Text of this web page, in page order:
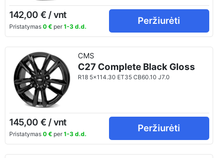
142,00 € / vnt
Pristatymas 0 €per 1-3 d.d.
Peržiurėti
CMS
C27 Complete Black Gloss
R18 5x114.30 ET35 CB60.10 J7.0
145,00 € / vnt
Pristatymas 0 €per 1-3 d.d.
Peržiurėti